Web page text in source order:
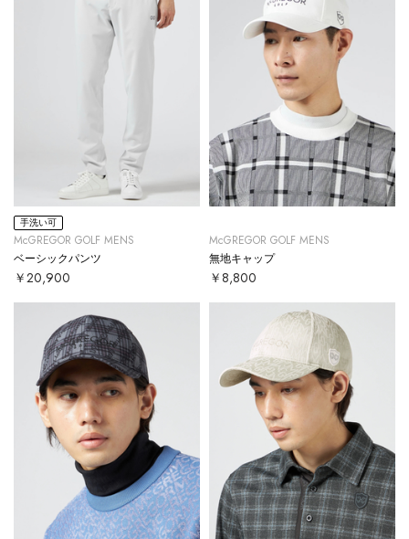
手洗い可
McGREGOR GOLF MENS
ベーシックパンツ
￥20,900
McGREGOR GOLF MENS
無地キャップ
￥8,800